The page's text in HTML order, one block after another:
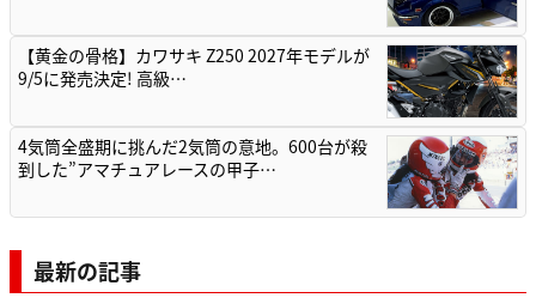
【黄金の骨格】カワサキ Z250 2027年モデルが
9/5に発売決定! 高級…
4気筒全盛期に挑んだ2気筒の意地。600台が殺
到した”アマチュアレースの甲子…
最新の記事